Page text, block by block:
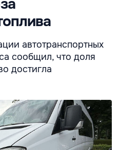
автотранспортных
сообщил, что доля
достигла